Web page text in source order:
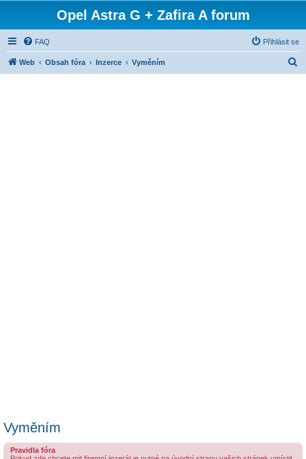
Opel Astra G + Zafira A forum
FAQ Přihlásit se
Web Obsah fóra Inzerce Vyměním
Vyměním
Pravidla fóra